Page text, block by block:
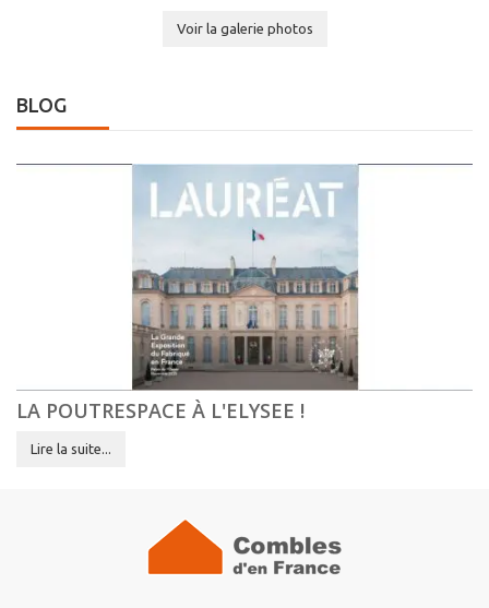
Voir la galerie photos
BLOG
LA POUTRESPACE À L'ELYSEE !
Lire la suite...